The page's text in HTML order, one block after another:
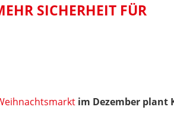
SICHERHEIT FÜR
im Dezember plant